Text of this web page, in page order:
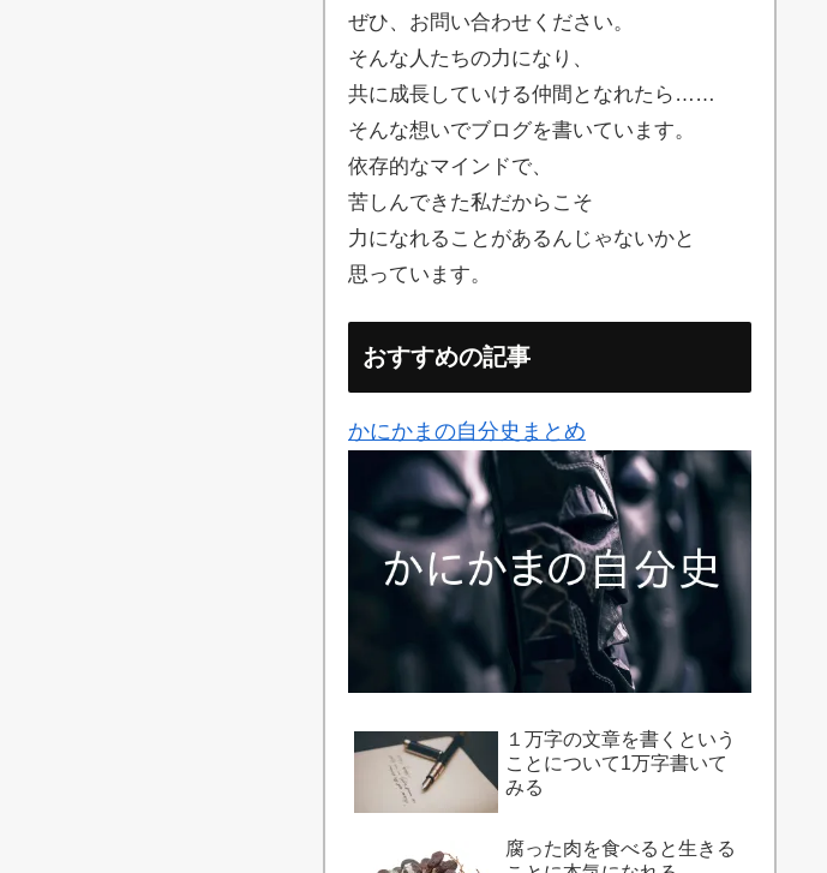
ぜひ、お問い合わせください。
そんな人たちの力になり、
共に成長していける仲間となれたら……
そんな想いでブログを書いています。
依存的なマインドで、
苦しんできた私だからこそ
力になれることがあるんじゃないかと
思っています。
おすすめの記事
かにかまの自分史まとめ
１万字の文章を書くという
ことについて1万字書いて
みる
腐った肉を食べると生きる